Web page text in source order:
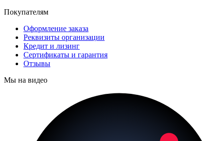
Покупателям
Оформление заказа
Реквизиты организации
Кредит и лизинг
Сертификаты и гарантия
Отзывы
Мы на видео